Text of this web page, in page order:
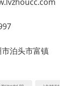
泊头市富镇